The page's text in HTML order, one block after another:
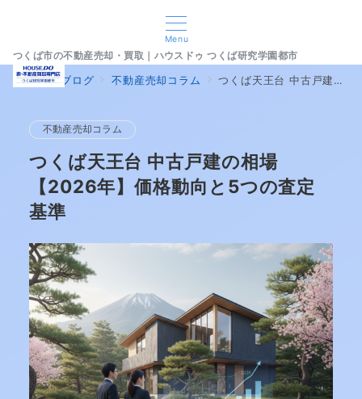
Menu
つくば市の不動産売却・買取｜ハウスドゥ つくば研究学園都市
home ブログ 不動産売却コラム つくば天王台 中古戸建の相場【2026年】価格動向と5つの査定基準
不動産売却コラム
つくば天王台 中古戸建の相場
【2026年】価格動向と5つの査定
基準